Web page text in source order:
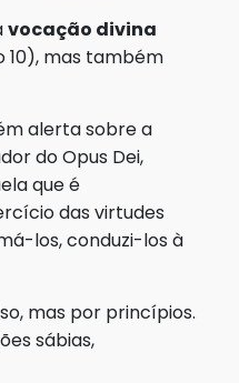
vocação divina
10), mas também
alerta sobre a
do Opus Dei,
que é
das virtudes
los, conduzi-los à
mas por princípios.
sábias,